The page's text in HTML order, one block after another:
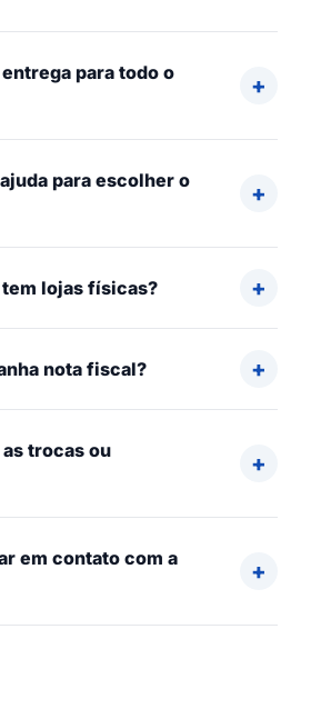
para todo o
para escolher o
lojas físicas?
nota fiscal?
trocas ou
em contato com a